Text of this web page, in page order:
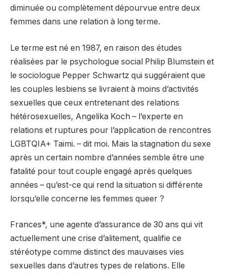
diminuée ou complètement dépourvue entre deux
femmes dans une relation à long terme.
Le terme est né en 1987, en raison des études
réalisées par le psychologue social Philip Blumstein et
le sociologue Pepper Schwartz qui suggéraient que
les couples lesbiens se livraient à moins d’activités
sexuelles que ceux entretenant des relations
hétérosexuelles, Angelika Koch – l’experte en
relations et ruptures pour l’application de rencontres
LGBTQIA+ Taimi. – dit moi. Mais la stagnation du sexe
après un certain nombre d’années semble être une
fatalité pour tout couple engagé après quelques
années – qu’est-ce qui rend la situation si différente
lorsqu’elle concerne les femmes queer ?
Frances*, une agente d’assurance de 30 ans qui vit
actuellement une crise d’alitement, qualifie ce
stéréotype comme distinct des mauvaises vies
sexuelles dans d’autres types de relations. Elle